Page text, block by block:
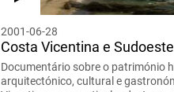
2001-06-28
Costa Vicentina e
Documentário sobre o património
arquitectónico, cultural e